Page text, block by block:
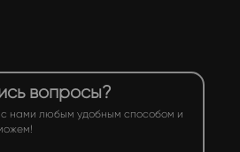
вопросы?
с нами любым удобным способом и